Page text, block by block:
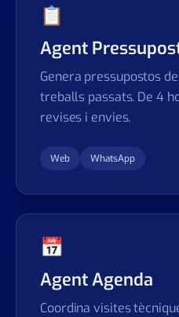
📋
Agent
Genera pressupostos
treballs passats. De 4
revises i envies.
Web WhatsApp
📅
Agent Agenda
Coordina visites